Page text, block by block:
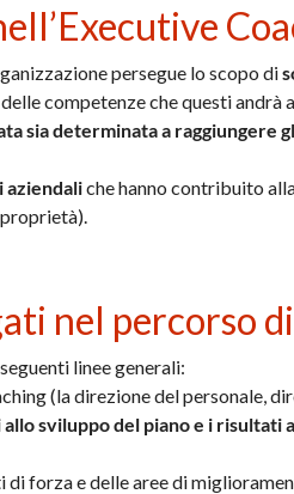
persegue lo scopo di
competenze che questi andrà
sia determinata a raggiungere
aziendaliche hanno contribuito
nel percorso
linee generali:
(la direzione del personale,
sviluppo del piano e i risultati
di forza e delle aree di